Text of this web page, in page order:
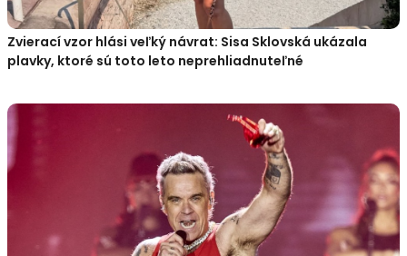
Zvierací vzor hlási veľký návrat: Sisa Sklovská ukázala
plavky, ktoré sú toto leto neprehliadnuteľné